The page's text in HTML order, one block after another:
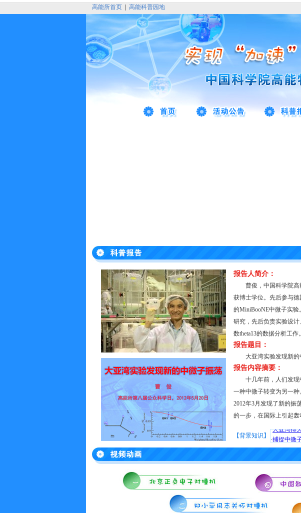
高能所首页 高能科普园地
报告人简介：
曹俊，中国科学院高
获博士学位。先后参与
的MiniBooNE中微子实
研究，先后负责实验设
数theta13的数据分析工
报告题目：
大亚湾实验发现新的
报告内容摘要：
十几年前，人们发现
一种中微子转变为另一
2012年3月发现了新的振
的一步，在国际上引起轰
【背景知识】
· 争分夺秒
·大亚湾得
中微子何
·争分夺秒
·中微子何
·争分夺秒
捕捉中微